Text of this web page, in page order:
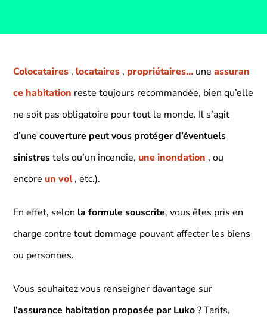
Colocataires , locataires , propriétaires… uneassuran
ce habitation reste toujours recommandée, bien qu’elle
ne soit pas obligatoire pour tout le monde. Il s’agit
d’unecouverture peut vous protéger d’éventuels
sinistrestels qu’un incendie,une inondation , ou
encoreun vol, etc.).
En effet, selon la formule souscrite, vous êtes pris en
charge contre tout dommage pouvant affecter les biens
ou personnes.
Vous souhaitez vous renseigner davantage sur
l’assurance habitation proposée par Luko? Tarifs,